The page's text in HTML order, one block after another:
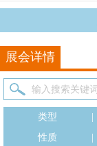
展会详情
类型
性质